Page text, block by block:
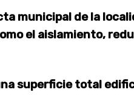
municipal de la
el aislamiento,
superficie total